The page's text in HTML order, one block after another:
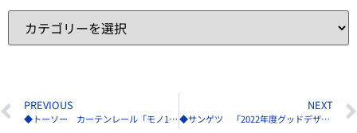
PREVIOUS
◆トーソー カーテンレール「モノ16」がグッドデザイン賞受賞
NEXT
◆サンゲツ 「2022年度グッドデザイン賞」を4商品で同時受賞